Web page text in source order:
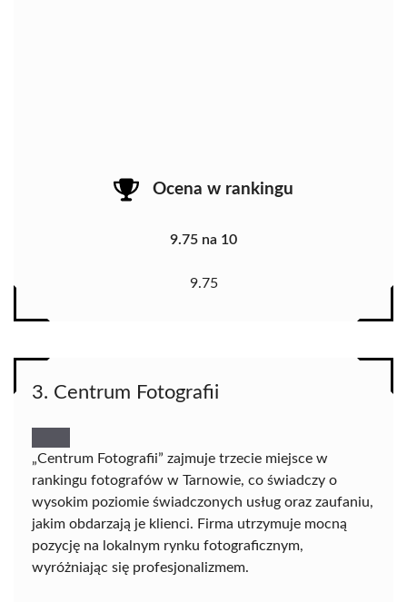
Ocena w rankingu
9.75 na 10
9.75
3. Centrum Fotografii
„Centrum Fotografii” zajmuje trzecie miejsce w
rankingu fotografów w Tarnowie, co świadczy o
wysokim poziomie świadczonych usług oraz zaufaniu,
jakim obdarzają je klienci. Firma utrzymuje mocną
pozycję na lokalnym rynku fotograficznym,
wyróżniając się profesjonalizmem.